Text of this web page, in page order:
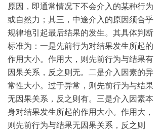
原因，即通常情况下不会介入的某种行为
或自然力；其三，中途介入的原因须合乎
规律地引起最后结果的发生。其具体判断
标准为：一是先前行为对结果发生所起的
作用大小。作用大，则先前行为与结果有
因果关系，反之则无。二是介入因素的异
常性大小。过于异常，则先前行为与结果
无因果关系，反之则有。三是介入因素本
身对结果发生所起的作用大小。作用大，
则先前行为与结果无因果关系，反之则